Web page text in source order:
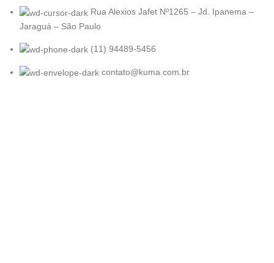
Rua Alexios Jafet Nº1265 – Jd. Ipanema –
Jaraguá – São Paulo
(11) 94489-5456
contato@kuma.com.br